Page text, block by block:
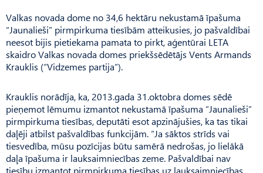
Valkas novada dome no 34,6 hektāru nekustamā īpašuma
“Jaunalieši” pirmpirkuma tiesībām atteikusies, jo pašvaldībai
neesot bijis pietiekama pamata to pirkt, aģentūrai LETA
skaidro Valkas novada domes priekšsēdētājs Vents Armands
Krauklis (“Vidzemes partija”).
Krauklis norādīja, ka, 2013.gada 31.oktobra domes sēdē
pieņemot lēmumu izmantot nekustamā īpašuma “Jaunalieši”
pirmpirkuma tiesības, deputāti esot apzinājušies, ka tas tikai
daļēji atbilst pašvaldības funkcijām. “Ja sāktos strīds vai
tiesvedība, mūsu pozīcijas būtu samērā nedrošas, jo lielākā
daļa īpašuma ir lauksaimniecības zeme. Pašvaldībai nav
tiesību izmantot pirmpirkuma tiesības uz lauksaimniecības